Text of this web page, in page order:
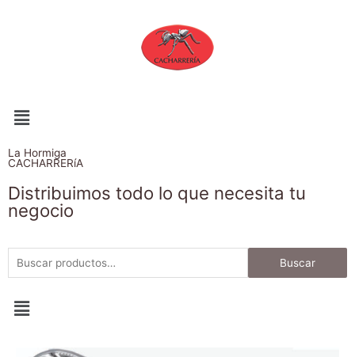
La Hormiga
CACHARRERíA
Distribuimos todo lo que necesita tu
negocio
Buscar